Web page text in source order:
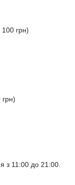
100 грн)
грн)
з 11:00 до 21:00.